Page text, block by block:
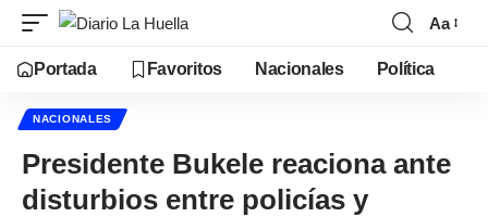
Aa
Portada Favoritos Nacionales Política
NACIONALES
Presidente Bukele reaciona ante
disturbios entre policías y